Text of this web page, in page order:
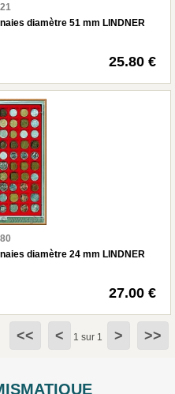
diamètre 51 mm LINDNER
25.80 €
diamètre 24 mm LINDNER
27.00 €
<< < 1 sur 1 > >>